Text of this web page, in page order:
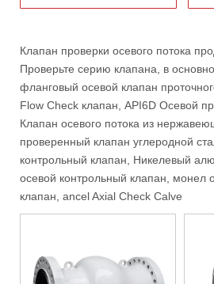
2026-06-16
Как фильтры типа J-VALVES Y повышают долгосрочную надежность трубопровода
В промышленных трубопроводных
Клапан проверки осевого потока
Проверьте серию клапана, в
фланговый осевой клапан
Flow Check клапан, API6D Осевой
Клапан осевого потока из
проверенный клапан углеродной
контрольный клапан , Никелевый
осевой контрольный клапан, монел
клапан, ancel Axial Check Calve